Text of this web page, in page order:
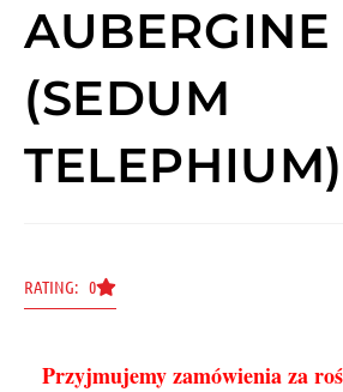
AUBERGINE
(SEDUM
TELEPHIUM)
RATING: 0
Przyjmujemy zamówienia za